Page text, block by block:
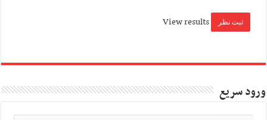
View results
ورود سریع